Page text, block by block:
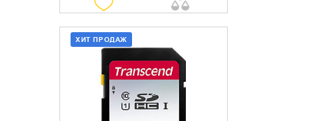
ХИТ ПРОДАЖ
ДОБАВИТЬ В КОРЗИНУ
КУПИТЬ В 1 КЛИК